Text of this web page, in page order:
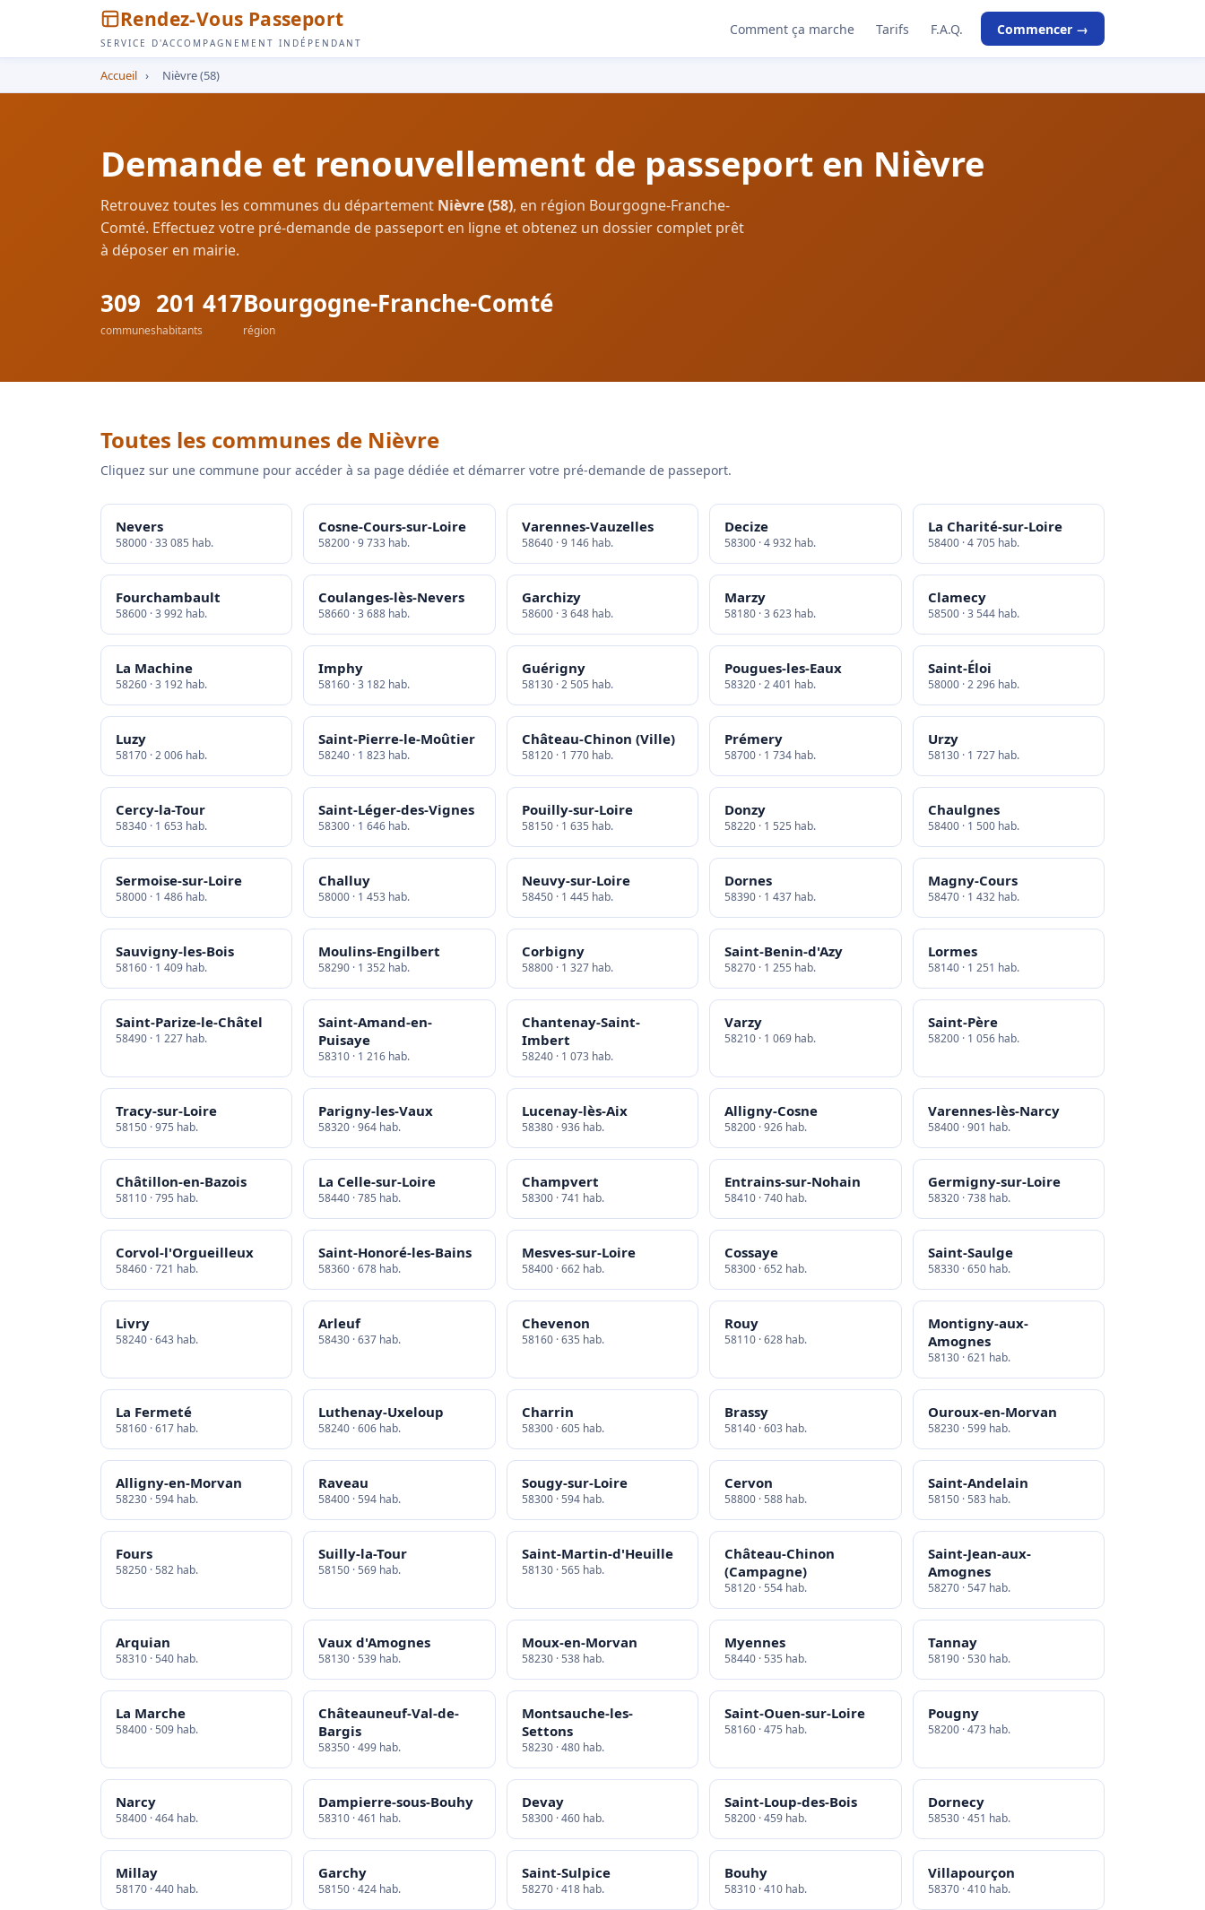
Rendez-Vous Passeport
SERVICE D'ACCOMPAGNEMENT INDÉPENDANT
Comment ça marche Tarifs F.A.Q. Commencer →
Accueil › Nièvre (58)
Demande et renouvellement de passeport en Nièvre
Retrouvez toutes les communes du département Nièvre (58), en région Bourgogne-Franche-
Comté. Effectuez votre pré-demande de passeport en ligne et obtenez un dossier complet prêt
à déposer en mairie.
309
communes
201 417
habitants
Bourgogne-Franche-Comté
région
Toutes les communes de Nièvre
Cliquez sur une commune pour accéder à sa page dédiée et démarrer votre pré-demande de passeport.
Nevers
58000 · 33 085 hab.
Cosne-Cours-sur-Loire
58200 · 9 733 hab.
Varennes-Vauzelles
58640 · 9 146 hab.
Decize
58300 · 4 932 hab.
La Charité-sur-Loire
58400 · 4 705 hab.
Fourchambault
58600 · 3 992 hab.
Coulanges-lès-Nevers
58660 · 3 688 hab.
Garchizy
58600 · 3 648 hab.
Marzy
58180 · 3 623 hab.
Clamecy
58500 · 3 544 hab.
La Machine
58260 · 3 192 hab.
Imphy
58160 · 3 182 hab.
Guérigny
58130 · 2 505 hab.
Pougues-les-Eaux
58320 · 2 401 hab.
Saint-Éloi
58000 · 2 296 hab.
Luzy
58170 · 2 006 hab.
Saint-Pierre-le-Moûtier
58240 · 1 823 hab.
Château-Chinon (Ville)
58120 · 1 770 hab.
Prémery
58700 · 1 734 hab.
Urzy
58130 · 1 727 hab.
Cercy-la-Tour
58340 · 1 653 hab.
Saint-Léger-des-Vignes
58300 · 1 646 hab.
Pouilly-sur-Loire
58150 · 1 635 hab.
Donzy
58220 · 1 525 hab.
Chaulgnes
58400 · 1 500 hab.
Sermoise-sur-Loire
58000 · 1 486 hab.
Challuy
58000 · 1 453 hab.
Neuvy-sur-Loire
58450 · 1 445 hab.
Dornes
58390 · 1 437 hab.
Magny-Cours
58470 · 1 432 hab.
Sauvigny-les-Bois
58160 · 1 409 hab.
Moulins-Engilbert
58290 · 1 352 hab.
Corbigny
58800 · 1 327 hab.
Saint-Benin-d'Azy
58270 · 1 255 hab.
Lormes
58140 · 1 251 hab.
Saint-Parize-le-Châtel
58490 · 1 227 hab.
Saint-Amand-en-
Puisaye
58310 · 1 216 hab.
Chantenay-Saint-
Imbert
58240 · 1 073 hab.
Varzy
58210 · 1 069 hab.
Saint-Père
58200 · 1 056 hab.
Tracy-sur-Loire
58150 · 975 hab.
Parigny-les-Vaux
58320 · 964 hab.
Lucenay-lès-Aix
58380 · 936 hab.
Alligny-Cosne
58200 · 926 hab.
Varennes-lès-Narcy
58400 · 901 hab.
Châtillon-en-Bazois
58110 · 795 hab.
La Celle-sur-Loire
58440 · 785 hab.
Champvert
58300 · 741 hab.
Entrains-sur-Nohain
58410 · 740 hab.
Germigny-sur-Loire
58320 · 738 hab.
Corvol-l'Orgueilleux
58460 · 721 hab.
Saint-Honoré-les-Bains
58360 · 678 hab.
Mesves-sur-Loire
58400 · 662 hab.
Cossaye
58300 · 652 hab.
Saint-Saulge
58330 · 650 hab.
Livry
58240 · 643 hab.
Arleuf
58430 · 637 hab.
Chevenon
58160 · 635 hab.
Rouy
58110 · 628 hab.
Montigny-aux-
Amognes
58130 · 621 hab.
La Fermeté
58160 · 617 hab.
Luthenay-Uxeloup
58240 · 606 hab.
Charrin
58300 · 605 hab.
Brassy
58140 · 603 hab.
Ouroux-en-Morvan
58230 · 599 hab.
Alligny-en-Morvan
58230 · 594 hab.
Raveau
58400 · 594 hab.
Sougy-sur-Loire
58300 · 594 hab.
Cervon
58800 · 588 hab.
Saint-Andelain
58150 · 583 hab.
Fours
58250 · 582 hab.
Suilly-la-Tour
58150 · 569 hab.
Saint-Martin-d'Heuille
58130 · 565 hab.
Château-Chinon
(Campagne)
58120 · 554 hab.
Saint-Jean-aux-
Amognes
58270 · 547 hab.
Arquian
58310 · 540 hab.
Vaux d'Amognes
58130 · 539 hab.
Moux-en-Morvan
58230 · 538 hab.
Myennes
58440 · 535 hab.
Tannay
58190 · 530 hab.
La Marche
58400 · 509 hab.
Châteauneuf-Val-de-
Bargis
58350 · 499 hab.
Montsauche-les-
Settons
58230 · 480 hab.
Saint-Ouen-sur-Loire
58160 · 475 hab.
Pougny
58200 · 473 hab.
Narcy
58400 · 464 hab.
Dampierre-sous-Bouhy
58310 · 461 hab.
Devay
58300 · 460 hab.
Saint-Loup-des-Bois
58200 · 459 hab.
Dornecy
58530 · 451 hab.
Millay
58170 · 440 hab.
Garchy
58150 · 424 hab.
Saint-Sulpice
58270 · 418 hab.
Bouhy
58310 · 410 hab.
Villapourçon
58370 · 410 hab.